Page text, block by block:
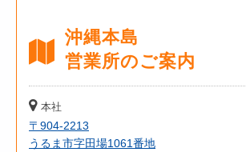
沖縄本島
営業所のご案内
本社
〒904-2213
うるま市字田場1061番地